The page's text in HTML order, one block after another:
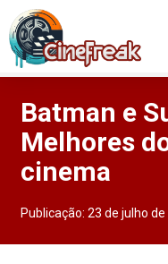
Batman e
Melhores
cinema
Publicação:23 de julho de